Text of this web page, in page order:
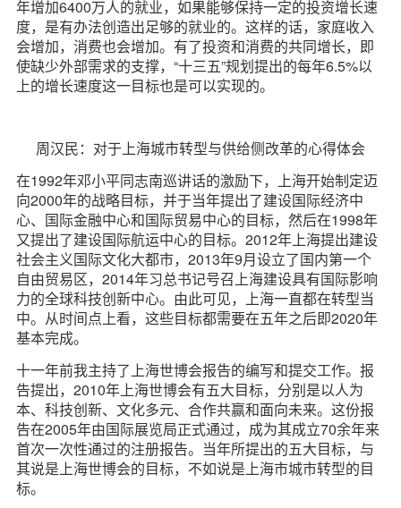
年增加6400万人的就业，如果能够保持一定的投资增长速
度，是有办法创造出足够的就业的。这样的话，家庭收入
会增加，消费也会增加。有了投资和消费的共同增长，即
使缺少外部需求的支撑，“十三五”规划提出的每年6.5%以
上的增长速度这一目标也是可以实现的。
周汉民：对于上海城市转型与供给侧改革的心得体会
在1992年邓小平同志南巡讲话的激励下，上海开始制定迈
向2000年的战略目标，并于当年提出了建设国际经济中
心、国际金融中心和国际贸易中心的目标，然后在1998年
又提出了建设国际航运中心的目标。2012年上海提出建设
社会主义国际文化大都市，2013年9月设立了国内第一个
自由贸易区，2014年习总书记号召上海建设具有国际影响
力的全球科技创新中心。由此可见，上海一直都在转型当
中。从时间点上看，这些目标都需要在五年之后即2020年
基本完成。
十一年前我主持了上海世博会报告的编写和提交工作。报
告提出，2010年上海世博会有五大目标，分别是以人为
本、科技创新、文化多元、合作共赢和面向未来。这份报
告在2005年由国际展览局正式通过，成为其成立70余年来
首次一次性通过的注册报告。当年所提出的五大目标，与
其说是上海世博会的目标，不如说是上海市城市转型的目
标。